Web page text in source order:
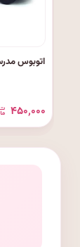
اتوبوس
۴۵۰٬۰۰۰